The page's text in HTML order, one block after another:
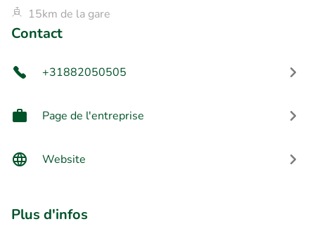
15km de la gare
Contact
+31882050505
Page de l'entreprise
Website
Plus d'infos